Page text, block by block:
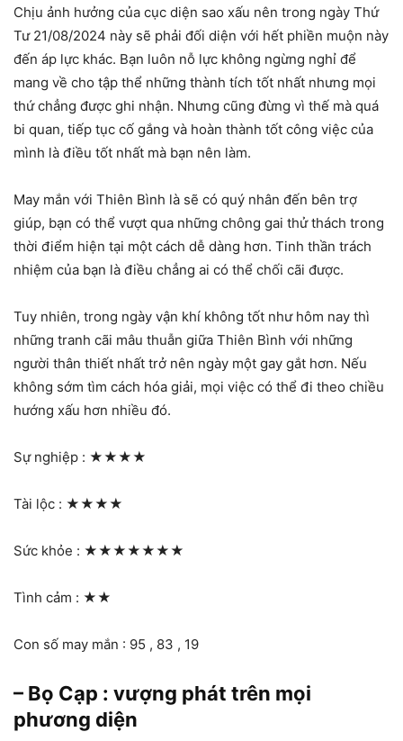
Chịu ảnh hưởng của cục diện sao xấu nên trong ngày Thứ
Tư 21/08/2024 này sẽ phải đối diện với hết phiền muộn này
đến áp lực khác. Bạn luôn nỗ lực không ngừng nghỉ để
mang về cho tập thể những thành tích tốt nhất nhưng mọi
thứ chẳng được ghi nhận. Nhưng cũng đừng vì thế mà quá
bi quan, tiếp tục cố gắng và hoàn thành tốt công việc của
mình là điều tốt nhất mà bạn nên làm.
May mắn với Thiên Bình là sẽ có quý nhân đến bên trợ
giúp, bạn có thể vượt qua những chông gai thử thách trong
thời điểm hiện tại một cách dễ dàng hơn. Tinh thần trách
nhiệm của bạn là điều chẳng ai có thể chối cãi được.
Tuy nhiên, trong ngày vận khí không tốt như hôm nay thì
những tranh cãi mâu thuẫn giữa Thiên Bình với những
người thân thiết nhất trở nên ngày một gay gắt hơn. Nếu
không sớm tìm cách hóa giải, mọi việc có thể đi theo chiều
hướng xấu hơn nhiều đó.
Sự nghiệp : ★★★★
Tài lộc : ★★★★
Sức khỏe : ★★★★★★★
Tình cảm : ★★
Con số may mắn : 95 , 83 , 19
– Bọ Cạp : vượng phát trên mọi
phương diện